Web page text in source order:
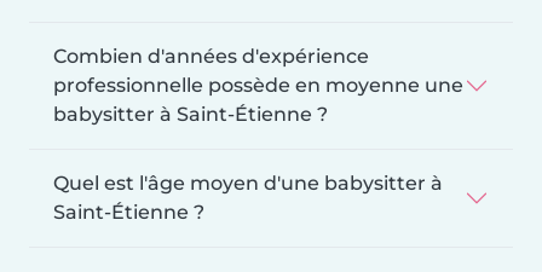
Combien d'années d'expérience
professionnelle possède en moyenne une
babysitter à Saint-Étienne ?
Quel est l'âge moyen d'une babysitter à
Saint-Étienne ?